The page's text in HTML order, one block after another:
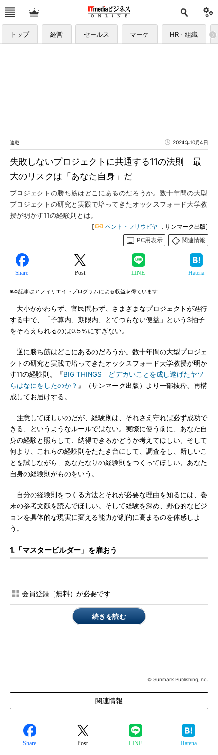
トップ 経営 セールス マーケ HR・組織
連載 2024年10月4日
失敗しないプロジェクトに共通する11の法則 最
大のリスクは「あなた自身」だ
プロジェクトの勝ち筋はどこにあるのだろうか。数十年間の大型
プロジェクトの研究と実践で培ってきたオックスフォード大学教
授が明かす11の経験則とは。
[ ベント・フリウビヤ ，サンマーク出版]
PC用表示
関連情報
Share Post LINE Hatena
※本記事はアフィリエイトプログラムによる収益を得ています
大小かかわらず、官民問わず、さまざまなプロジェクトが進行
する中で、「予算内、期限内、とてつもない便益」という3拍子
をそろえられるのは0.5％にすぎない。
逆に勝ち筋はどこにあるのだろうか。数十年間の大型プロジェ
クトの研究と実践で培ってきたオックスフォード大学教授が明か
す11の経験則。『BIG THINGS どデカいことを成し遂げたヤツ
らはなにをしたのか？ 』（サンマーク出版）より一部抜粋、再構
成してお届けする。
注意してほしいのだが、経験則は、それさえ守れば必ず成功で
きる、というようなルールではない。実際に使う前に、あなた自
身の経験と照らして、納得できるかどうか考えてほしい。そして
何より、これらの経験則をたたき台にして、調査をし、新しいこ
とを試しながら、あなたなりの経験則をつくってほしい。あなた
自身の経験則がものをいう。
自分の経験則をつくる方法とそれが必要な理由を知るには、巻
末の参考文献を読んでほしい。そして経験を深め、野心的なビジ
ョンを具体的な現実に変える能力が劇的に高まるのを体感しよ
う。
1.「マスタービルダー」を雇おう
会員登録（無料）が必要です
続きを読む
© Sunmark Publishing,Inc.
関連情報
Share Post LINE Hatena